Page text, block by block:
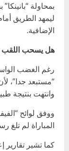
بمحاولة
ليمهد الطريق
الإضافية.
هل يسحب اللقب
رغم الغضب
“مستبعد جدا”،
وانتهت بنتيجة
ووفق لوائح
المباراة لم تلغ
كما تشير تقارير